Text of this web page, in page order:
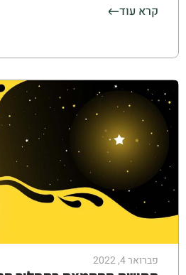
קרא עוד
פברואר 4, 2022